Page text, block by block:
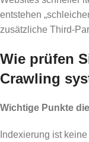
entstehen
zusätzliche Third-
Wie prüfen
Crawling
Wichtige Punkte
Indexierung ist